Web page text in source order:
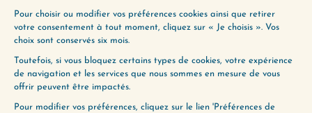
Revenons dans le détail sur le flot de pensées,
cet exercice simplissime et très puissant que je
vous propose depuis le tout premier épisode…
Lire plus